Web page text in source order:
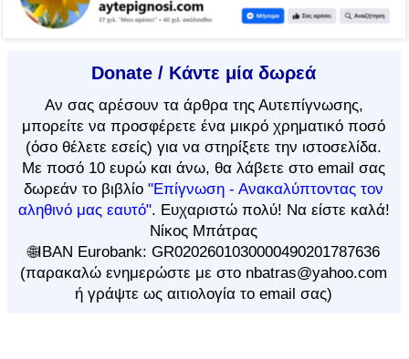
Donate / Κάντε μία δωρεά
Αν σας αρέσουν τα άρθρα της Αυτεπίγνωσης,
μπορείτε να προσφέρετε ένα μικρό χρηματικό ποσό
(όσο θέλετε εσείς) για να στηρίξετε την ιστοσελίδα.
Με ποσό 10 ευρώ και άνω, θα λάβετε στο email σας
δωρεάν το βιβλίο"Επίγνωση - Ανακαλύπτοντας τον
αληθινό μας εαυτό". Ευχαριστώ πολύ! Να είστε καλά!
Νίκος Μπάτρας
🌐IBAN Eurobank: GR0202601030000490201787636
(παρακαλώ ενημερώστε με στο nbatras@yahoo.com
ή γράψτε ως αιτιολογία το email σας)